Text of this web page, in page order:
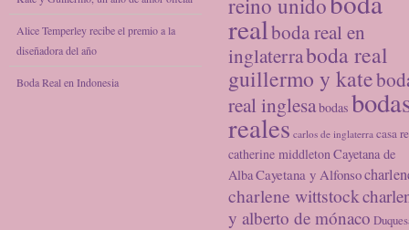
Alice Temperley recibe el premio a la
diseñadora del año
Boda Real en Indonesia
reino unido
realboda real en
inglaterraboda real
guillermo y kate
real inglesabodas
reales carlos de inglaterra casa
catherine middletonCayetana de
AlbaCayetana y Alfonso
charlene wittstock
y alberto de mónaco